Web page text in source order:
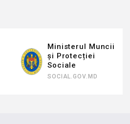
Ministerul Muncii
și Protecției
Sociale
SOCIAL.GOV.MD